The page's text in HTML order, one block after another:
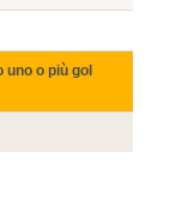
o più gol